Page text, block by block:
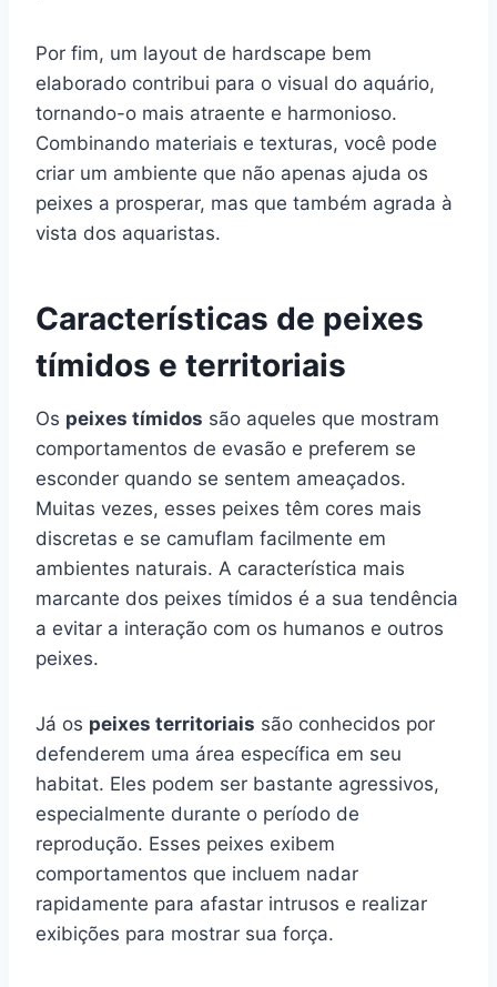
Por fim, um layout de hardscape bem
elaborado contribui para o visual do aquário,
tornando-o mais atraente e harmonioso.
Combinando materiais e texturas, você pode
criar um ambiente que não apenas ajuda os
peixes a prosperar, mas que também agrada à
vista dos aquaristas.
Características de peixes
tímidos e territoriais
Os peixes tímidos são aqueles que mostram
comportamentos de evasão e preferem se
esconder quando se sentem ameaçados.
Muitas vezes, esses peixes têm cores mais
discretas e se camuflam facilmente em
ambientes naturais. A característica mais
marcante dos peixes tímidos é a sua tendência
a evitar a interação com os humanos e outros
peixes.
Já os peixes territoriais são conhecidos por
defenderem uma área específica em seu
habitat. Eles podem ser bastante agressivos,
especialmente durante o período de
reprodução. Esses peixes exibem
comportamentos que incluem nadar
rapidamente para afastar intrusos e realizar
exibições para mostrar sua força.